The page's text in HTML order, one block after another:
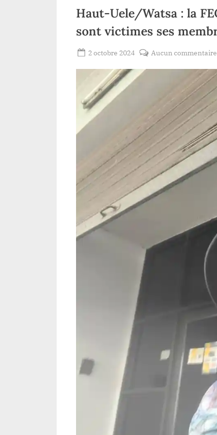
Haut-Uele/Watsa : la
sont victimes ses
Posted
2 octobre 2024
ROMEO
Aucun commentaire